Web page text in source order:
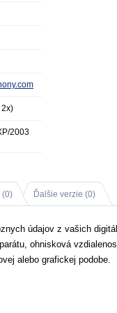
2003
(0) Ďalšie verzie (0)
údajov z vašich
ohnisková
alebo grafickej podobe.